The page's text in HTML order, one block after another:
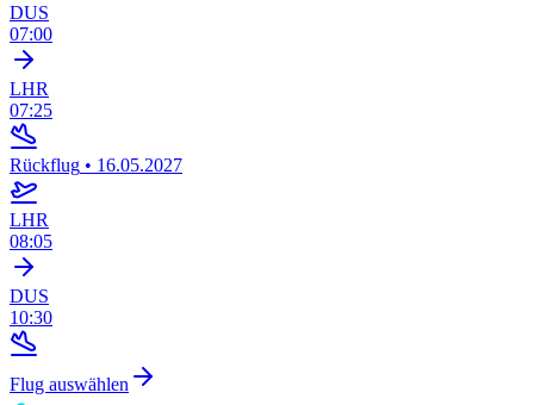
DUS
07:00
LHR
07:25
Rückflug • 16.05.2027
LHR
08:05
DUS
10:30
Flug auswählen